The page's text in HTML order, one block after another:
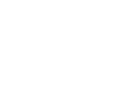
Wee-kend